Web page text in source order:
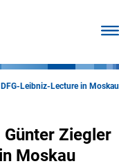
Leibniz-Lecture in Moskau
Ziegler
Moskau